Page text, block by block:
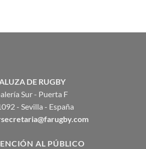
DE RUGBY
Sur - Puerta F
- Sevilla - España
AL PÚBLICO